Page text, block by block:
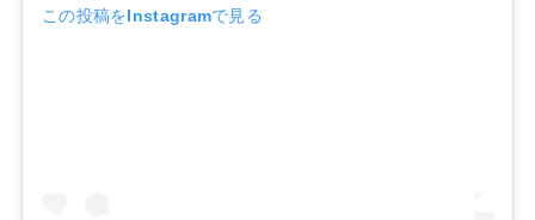
この投稿をInstagramで見る